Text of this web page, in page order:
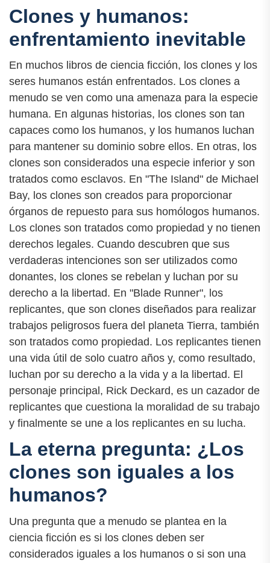
Clones y humanos:
enfrentamiento inevitable
En muchos libros de ciencia ficción, los clones y los
seres humanos están enfrentados. Los clones a
menudo se ven como una amenaza para la especie
humana. En algunas historias, los clones son tan
capaces como los humanos, y los humanos luchan
para mantener su dominio sobre ellos. En otras, los
clones son considerados una especie inferior y son
tratados como esclavos. En "The Island" de Michael
Bay, los clones son creados para proporcionar
órganos de repuesto para sus homólogos humanos.
Los clones son tratados como propiedad y no tienen
derechos legales. Cuando descubren que sus
verdaderas intenciones son ser utilizados como
donantes, los clones se rebelan y luchan por su
derecho a la libertad. En "Blade Runner", los
replicantes, que son clones diseñados para realizar
trabajos peligrosos fuera del planeta Tierra, también
son tratados como propiedad. Los replicantes tienen
una vida útil de solo cuatro años y, como resultado,
luchan por su derecho a la vida y a la libertad. El
personaje principal, Rick Deckard, es un cazador de
replicantes que cuestiona la moralidad de su trabajo
y finalmente se une a los replicantes en su lucha.
La eterna pregunta: ¿Los
clones son iguales a los
humanos?
Una pregunta que a menudo se plantea en la
ciencia ficción es si los clones deben ser
considerados iguales a los humanos o si son una